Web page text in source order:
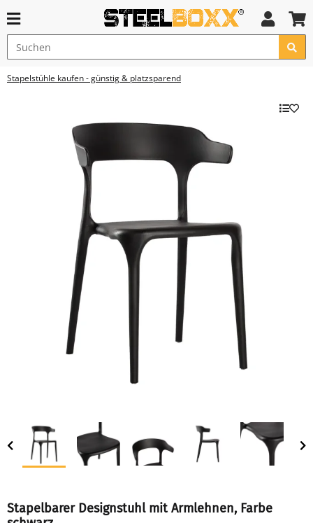
Stapelstühle kaufen - günstig & platzsparend
Stapelbarer Designstuhl mit Armlehnen, Farbe